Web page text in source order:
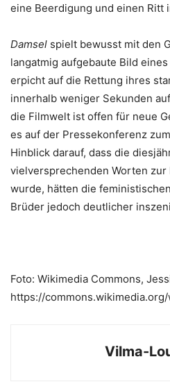
eine Beerdigung und einen Ritt
Damsel spielt bewusst mit den
langatmig aufgebaute Bild
erpicht auf die Rettung ihres
innerhalb weniger Sekunden
die Filmwelt ist offen für neue
es auf der Pressekonferenz
Hinblick darauf, dass die
vielversprechenden Worten
wurde, hätten die
Brüder jedoch deutlicher
Foto: Wikimedia Commons,
https://
Vilma-